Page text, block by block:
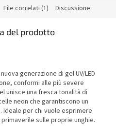
File correlati (1) Discussione
del prodotto
generazione di gel UV/LED
conformi alle più severe
unisce una fresca tonalità di
neon che garantiscono un
Ideale per chi vuole esprimere
sulle proprie unghie.